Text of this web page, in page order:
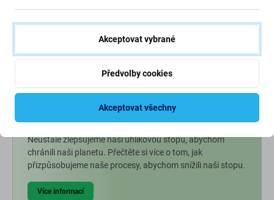
Zelená cesta (Going Green)
Neustále zlepšujeme naši uhlíkovou stopu, abychom
chránili naši planetu. Přečtěte si více o tom, jak
přizpůsobujeme naše procesy, abychom snížili naši stopu.
Více informací
Akceptovat vybrané
Předvolby cookies
Akceptovat všechny